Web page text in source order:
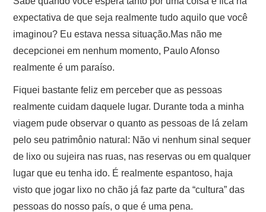
expectativa de que seja realmente tudo aquilo que você
imaginou? Eu estava nessa situação.Mas não me
decepcionei em nenhum momento, Paulo Afonso
realmente é um paraíso.
Fiquei bastante feliz em perceber que as pessoas
realmente cuidam daquele lugar. Durante toda a minha
viagem pude observar o quanto as pessoas de lá zelam
pelo seu patrimônio natural: Não vi nenhum sinal sequer
de lixo ou sujeira nas ruas, nas reservas ou em qualquer
lugar que eu tenha ido. É realmente espantoso, haja
visto que jogar lixo no chão já faz parte da “cultura” das
pessoas do nosso país, o que é uma pena.